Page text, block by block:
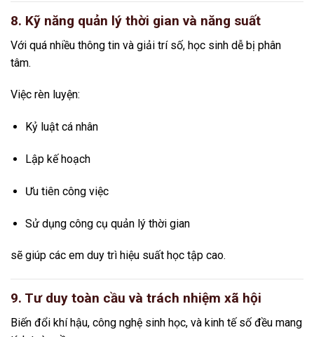
8. Kỹ năng quản lý thời gian và năng suất
Với quá nhiều thông tin và giải trí số, học sinh dễ bị phân
tâm.
Việc rèn luyện:
Kỷ luật cá nhân
Lập kế hoạch
Ưu tiên công việc
Sử dụng công cụ quản lý thời gian
sẽ giúp các em duy trì hiệu suất học tập cao.
9. Tư duy toàn cầu và trách nhiệm xã hội
Biến đổi khí hậu, công nghệ sinh học, và kinh tế số đều mang